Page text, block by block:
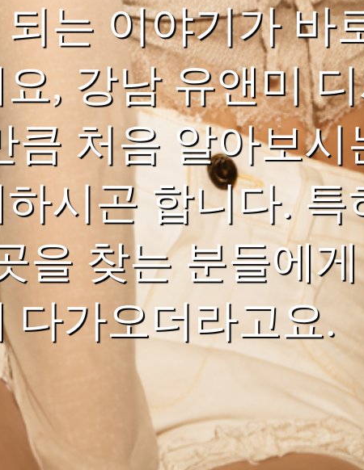
는 이야기가 바
, 강남 유앤미
큼 처음 알아보시
시곤 합니다. 특
을 찾는 분들에
다가오더라고요.